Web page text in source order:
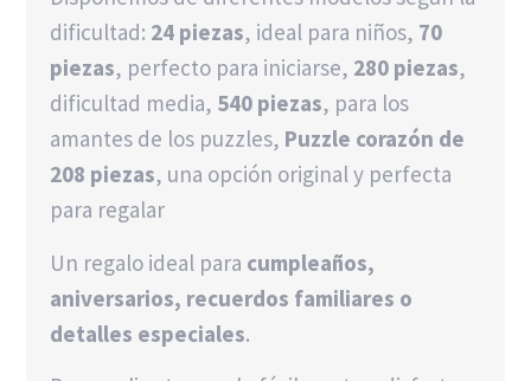
dificultad: 24 piezas, ideal para niños, 70
piezas, perfecto para iniciarse, 280 piezas,
dificultad media, 540 piezas, para los
amantes de los puzzles, Puzzle corazón de
208 piezas, una opción original y perfecta
para regalar
Un regalo ideal para cumpleaños,
aniversarios, recuerdos familiares o
detalles especiales.